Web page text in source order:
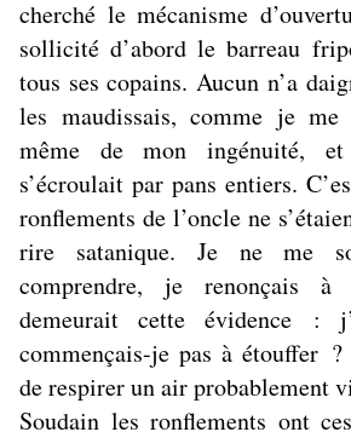
cherché le mécanisme
sollicité d’abord le barreau
tous ses copains. Aucun n’a
les maudissais, comme je me
même de mon ingénuité, et
s’écroulait par pans entiers.
ronflements de l’oncle ne
rire satanique. Je ne me
comprendre, je renonçais à
demeurait cette évidence :
commençais-je pas à étouffer
de respirer un air probablement
Soudain les ronflements ont